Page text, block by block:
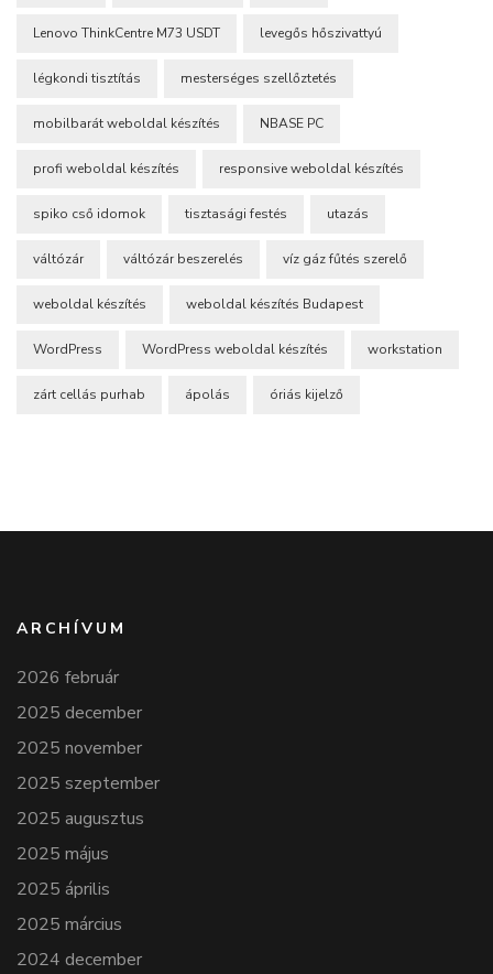
Lenovo ThinkCentre M73 USDT levegős hőszivattyú
légkondi tisztítás mesterséges szellőztetés
mobilbarát weboldal készítés NBASE PC
profi weboldal készítés responsive weboldal készítés
spiko cső idomok tisztasági festés utazás
váltózár váltózár beszerelés víz gáz fűtés szerelő
weboldal készítés weboldal készítés Budapest
WordPress WordPress weboldal készítés workstation
zárt cellás purhab ápolás óriás kijelző
ARCHÍVUM
2026 február
2025 december
2025 november
2025 szeptember
2025 augusztus
2025 május
2025 április
2025 március
2024 december